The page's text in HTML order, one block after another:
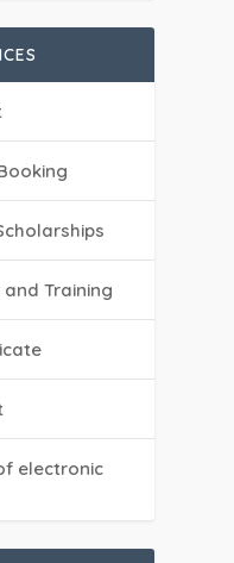
Training
electronic